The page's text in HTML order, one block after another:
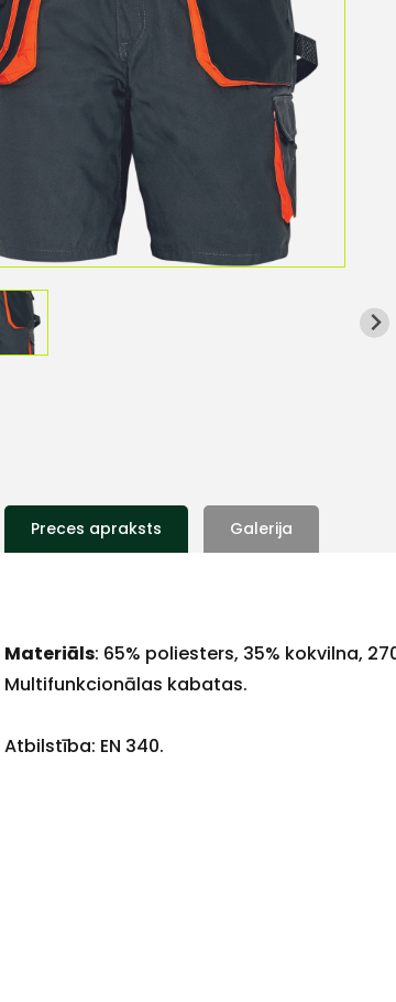
Preces apraksts Galerija
Materiāls: 65% poliesters, 35% kokvilna,
Multifunkcionālas kabatas.
Atbilstība: EN 340.
+